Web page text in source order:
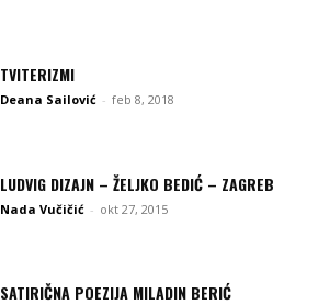
TVITERIZMI
Deana Sailović - feb 8, 2018
LUDVIG DIZAJN – ŽELJKO BEDIĆ – ZAGREB
Nada Vučičić - okt 27, 2015
SATIRIČNA POEZIJA MILADIN BERIĆ